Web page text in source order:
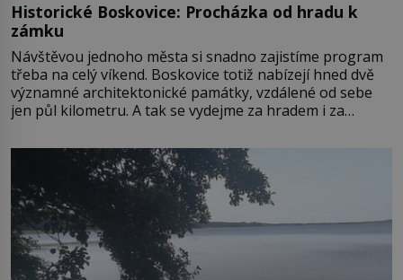
Historické Boskovice: Procházka od hradu k
zámku
Návštěvou jednoho města si snadno zajistíme program
třeba na celý víkend. Boskovice totiž nabízejí hned dvě
významné architektonické památky, vzdálené od sebe
jen půl kilometru. A tak se vydejme za hradem i za
Boskovice na okraji Drahanské vrchoviny vznikla někdy
ve13. století, a už v roce 1313 kronikáři zaznamenali